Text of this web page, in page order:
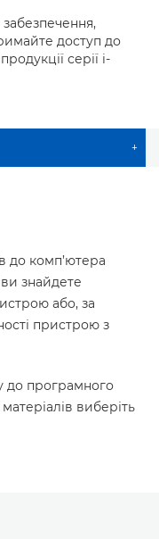
доступ до
серії i-
+
до комп’ютера
знайдете
або, за
пристрою з
до програмного
виберіть